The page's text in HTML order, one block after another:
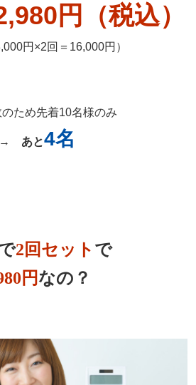
円（税込）
円×2回＝16,000円）
ため先着10名様のみ
→ あと4名
2回セット で
円なの？